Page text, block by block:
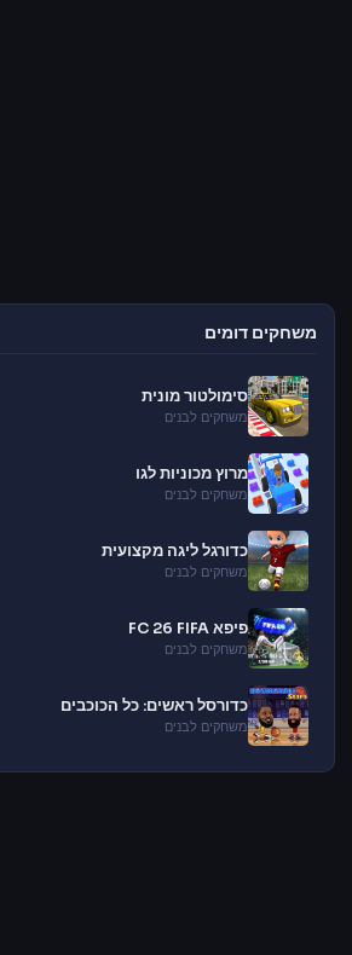
משחקים דומים
סימולטור מונית
משחקים לבנים
מרוץ מכוניות לגו
משחקים לבנים
כדורגל ליגה מקצועית
משחקים לבנים
פיפא FC 26 FIFA
משחקים לבנים
כדורסל ראשים: כל הכוכבים
משחקים לבנים